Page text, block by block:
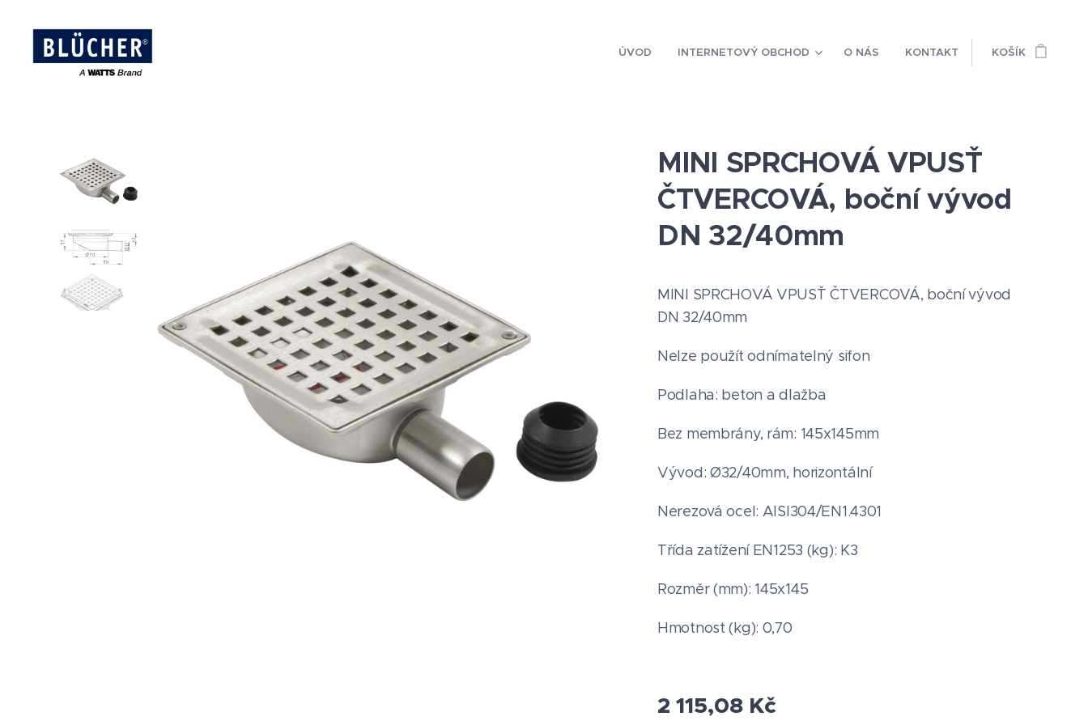
ÚVOD INTERNETOVÝ OBCHOD O NÁS KONTAKT KOŠÍK
MINI SPRCHOVÁ VPUSŤ
ČTVERCOVÁ, boční vývod
DN 32/40mm
MINI SPRCHOVÁ VPUSŤ ČTVERCOVÁ, boční vývod
DN 32/40mm
Nelze použít odnímatelný sifon
Podlaha: beton a dlažba
Bez membrány, rám: 145x145mm
Vývod: Ø32/40mm, horizontální
Nerezová ocel: AISI304/EN1.4301
Třída zatížení EN1253 (kg): K3
Rozměr (mm): 145x145
Hmotnost (kg): 0,70
2 115,08 Kč